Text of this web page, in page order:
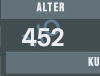
Alter
452
Y/O